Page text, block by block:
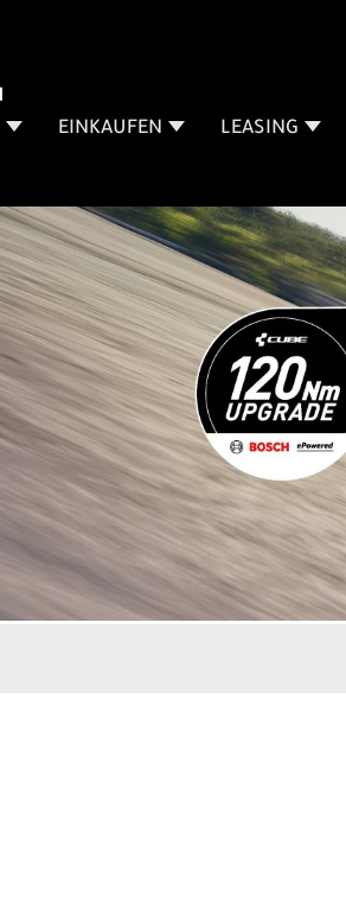
EINKAUFEN LEASING